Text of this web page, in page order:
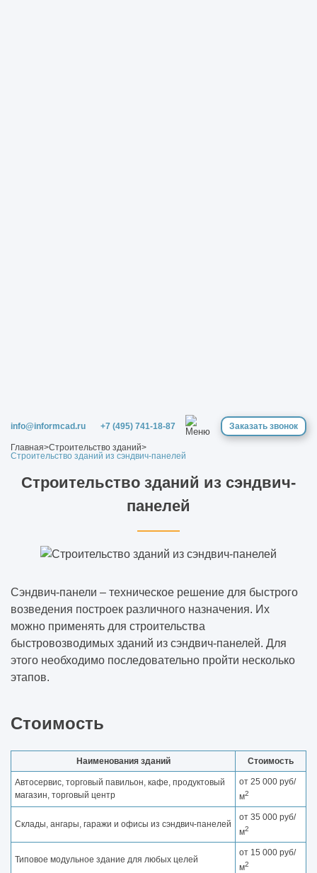
info@informcad.ru +7 (495) 741-18-87 Заказать звонок
Главная>Строительство зданий>
Строительство зданий из сэндвич-панелей
Строительство зданий из сэндвич-
панелей
Сэндвич-панели – техническое решение для быстрого
возведения построек различного назначения. Их
можно применять для строительства
быстровозводимых зданий из сэндвич-панелей. Для
этого необходимо последовательно пройти несколько
этапов.
Стоимость
Наименования зданий Стоимость
Автосервис, торговый павильон, кафе, продуктовый
магазин, торговый центр
от 25 000 руб/
м2
Склады, ангары, гаражи и офисы из сэндвич-панелей
от 35 000 руб/
м2
Типовое модульное здание для любых целей
от 15 000 руб/
м2